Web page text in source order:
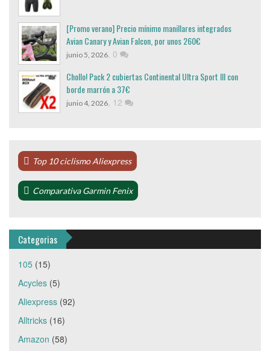
[Promo verano] Precio mínimo manillares integrados
Avian Canary y Avian Falcon, por unos 260€
junio 5, 2026, 0
Chollo! Pack 2 cubiertas Continental Ultra Sport III con
borde marrón a 37€
junio 4, 2026, 12
Top 10 ciclismo Aliexpress
Comparativa Garmin Fenix
Categorias
105 (15)
Acycles (5)
Aliexpress (92)
Alltricks (16)
Amazon (58)